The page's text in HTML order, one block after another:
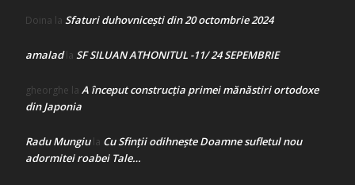
Doina la Sfaturi duhovnicești din 20 octombrie 2024
amaladla SF SILUAN ATHONITUL -11/ 24 SEPEMBRIE
gheorghe la A început construcţia primei mănăstiri ortodoxe
din Japonia
Radu Mungiula Cu Sfinții odihnește Doamne sufletul nou
adormitei roabei Tale…